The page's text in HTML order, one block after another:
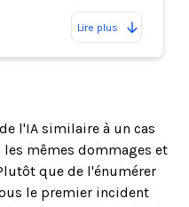
Lire plus
l'IA similaire à un cas
mêmes dommages et
que de l'énumérer
le premier incident